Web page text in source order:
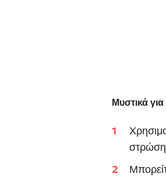
Μυστικά